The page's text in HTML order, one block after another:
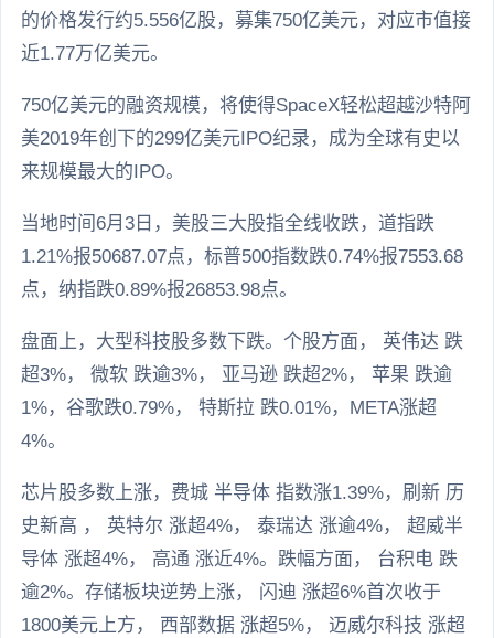
的价格发行约5.556亿股，募集750亿美元，对应市值接
近1.77万亿美元。
750亿美元的融资规模，将使得SpaceX轻松超越沙特阿
美2019年创下的299亿美元IPO纪录，成为全球有史以
来规模最大的IPO。
当地时间6月3日，美股三大股指全线收跌，道指跌
1.21%报50687.07点，标普500指数跌0.74%报7553.68
点，纳指跌0.89%报26853.98点。
盘面上，大型科技股多数下跌。个股方面， 英伟达 跌
超3%， 微软 跌逾3%， 亚马逊 跌超2%， 苹果 跌逾
1%，谷歌跌0.79%， 特斯拉 跌0.01%，META涨超
4%。
芯片股多数上涨，费城 半导体 指数涨1.39%，刷新 历
史新高 ， 英特尔 涨超4%， 泰瑞达 涨逾4%， 超威半
导体 涨超4%， 高通 涨近4%。跌幅方面， 台积电 跌
逾2%。存储板块逆势上涨， 闪迪 涨超6%首次收于
1800美元上方， 西部数据 涨超5%， 迈威尔科技 涨超